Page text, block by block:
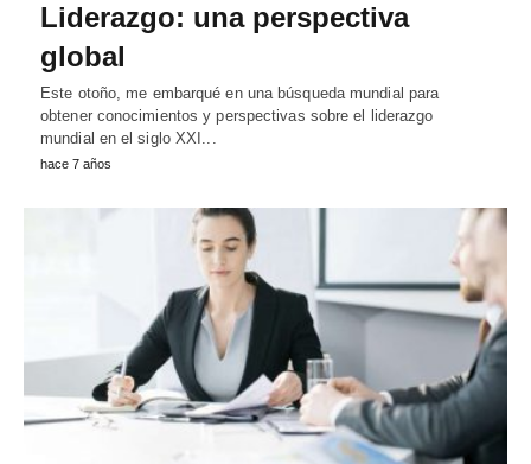
Liderazgo: una perspectiva
global
Este otoño, me embarqué en una búsqueda mundial para
obtener conocimientos y perspectivas sobre el liderazgo
mundial en el siglo XXI...
hace 7 años